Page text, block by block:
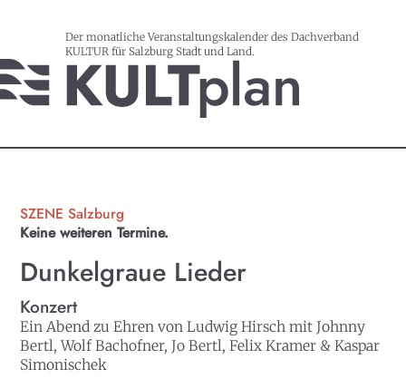
Der monatliche Veranstaltungskalender des Dachverband
KULTUR für Salzburg Stadt und Land.
SZENE Salzburg
Keine weiteren Termine.
Dunkelgraue Lieder
Konzert
Ein Abend zu Ehren von Ludwig Hirsch mit Johnny
Bertl, Wolf Bachofner, Jo Bertl, Felix Kramer & Kaspar
Simonischek